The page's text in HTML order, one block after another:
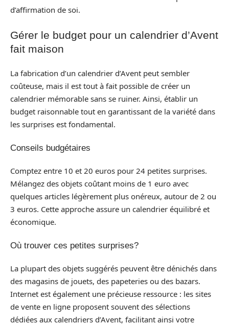
d’affirmation de soi.
Gérer le budget pour un calendrier d’Avent
fait maison
La fabrication d’un calendrier d’Avent peut sembler
coûteuse, mais il est tout à fait possible de créer un
calendrier mémorable sans se ruiner. Ainsi, établir un
budget raisonnable tout en garantissant de la variété dans
les surprises est fondamental.
Conseils budgétaires
Comptez entre 10 et 20 euros pour 24 petites surprises.
Mélangez des objets coûtant moins de 1 euro avec
quelques articles légèrement plus onéreux, autour de 2 ou
3 euros. Cette approche assure un calendrier équilibré et
économique.
Où trouver ces petites surprises?
La plupart des objets suggérés peuvent être dénichés dans
des magasins de jouets, des papeteries ou des bazars.
Internet est également une précieuse ressource : les sites
de vente en ligne proposent souvent des sélections
dédiées aux calendriers d’Avent, facilitant ainsi votre